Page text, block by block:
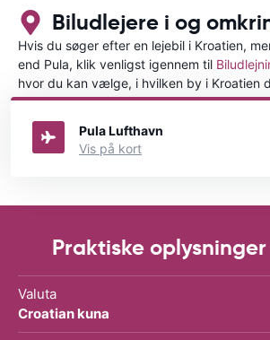
Biludlejere i og
Hvis du søger efter en lejebil i Kroatien,
end Pula, klik venligst igennem til
hvor du kan vælge, i hvilken by i Kroatien
bil.
Pula Lufthavn
Vis på kort
Praktiske oplysninger
Valuta
Croatian kuna